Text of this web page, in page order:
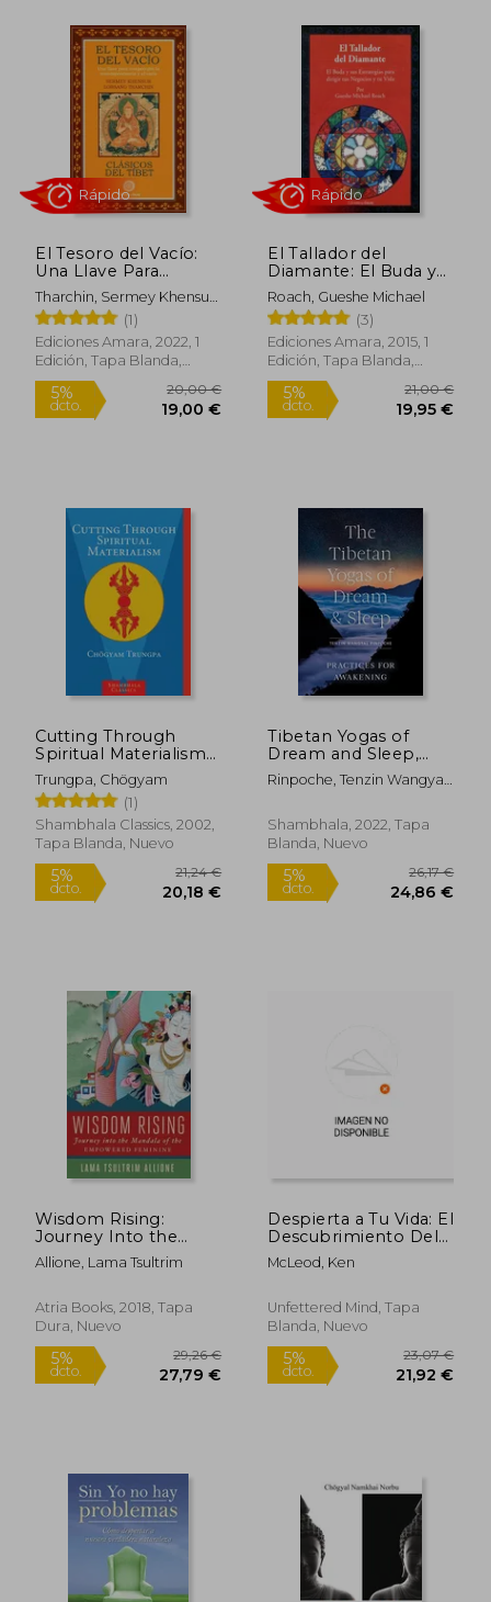
5%
dcto. 16,10 €
5%
dcto.
dcto.
5%
dcto.
El Tesoro del Vacío:
Una Llave Para
Comprender la
Interdependencia y el
Vacío
Tharchin, Sermey Khensur
Lobsanh
(1)
Ediciones Amara, 2022, 1
Edición, Tapa Blanda,
Nuevo
5%
dcto. 19,00 €
El Tallador del
Diamante: El Buda y
sus Estrategias Para
Dirigir tus Negocios y
tu Vida
Roach, Gueshe Michael
(3)
Ediciones Amara, 2015, 1
Edición, Tapa Blanda,
Nuevo
5%
Cutting Through
Spiritual Materialism
(en Inglés)
Trungpa, Chögyam
(1)
Shambhala Classics, 2002,
Tapa Blanda, Nuevo
Tibetan Yogas of
Dream and Sleep,
The: Practices for
Awakening (en
Rinpoche, Tenzin Wangyal ;
Shambhala, 2022, Tapa
Blanda, Nuevo
Wisdom Rising:
Journey Into the
Mandala of the
Empowered
Allione, Lama Tsultrim
Atria Books, 2018, Tapa
Dura, Nuevo
Despierta a Tu Vida: El
Descubrimiento Del
Camino Budista de la
Atención
McLeod, Ken
Unfettered Mind, Tapa
Blanda, Nuevo